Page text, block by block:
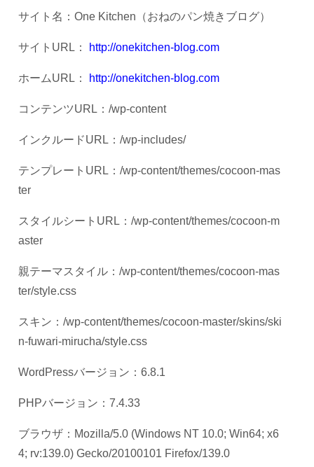
サイト名： One Kitchen （おねのパン焼きブログ）
サイト URL ： http://onekitchen-blog.com
ホームURL ： http://onekitchen-blog.com
コンテンツURL ： /wp-content
インクルードURL ： /wp-includes/
テンプレート URL ： /wp-content/themes/cocoon-mas
ter
スタイルシート URL ： /wp-content/themes/cocoon-m
aster
親テーマスタイル： /wp-content/themes/cocoon-mas
ter/style.css
スキン： /wp-content/themes/cocoon-master/skins/ski
n-fuwari-mirucha/style.css
WordPressバージョン： 6.8.1
PHPバージョン： 7.4.33
ブラウザ： Mozilla/5.0 (Windows NT 10.0; Win64; x6
4; rv:139.0) Gecko/20100101 Firefox/139.0